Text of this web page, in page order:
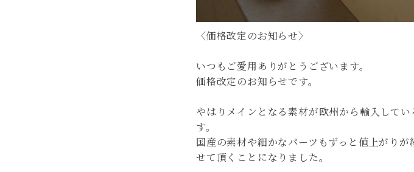
〈価格改定のお知らせ〉
いつもご愛用ありがとうございます。
価格改定のお知らせです。
やはりメインとなる素材が欧州から輸入して
す。
国産の素材や細かなパーツもずっと値上がり
せて頂くことになりました。